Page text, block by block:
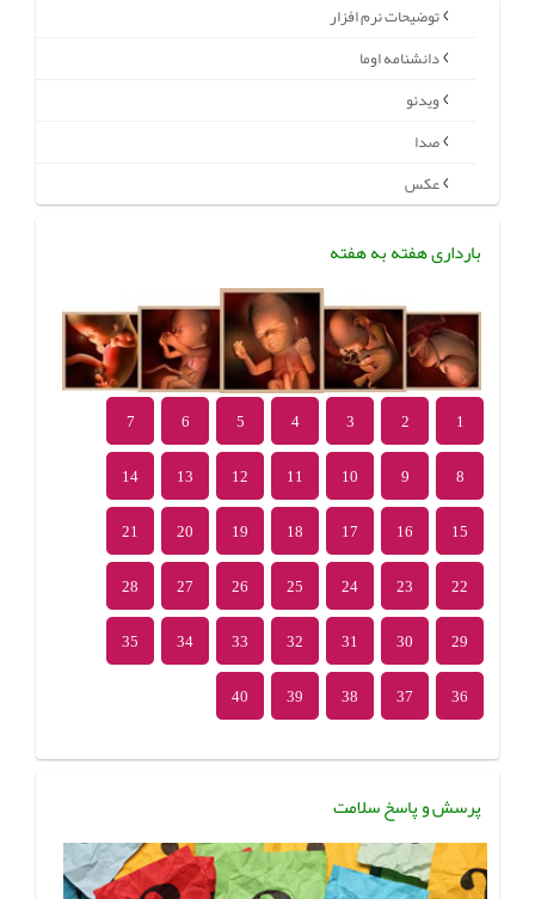
توضیحات نرم افزار
دانشنامه اوما
ویدئو
صدا
عکس
بارداری هفته به هفته
1
2
3
4
5
6
7
8
9
10
11
12
13
14
15
16
17
18
19
20
21
22
23
24
25
26
27
28
29
30
31
32
33
34
35
36
37
38
39
40
پرسش و پاسخ سلامت